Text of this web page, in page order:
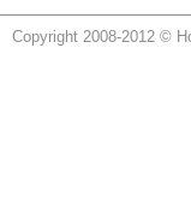
Copyright 2008-2012 ©